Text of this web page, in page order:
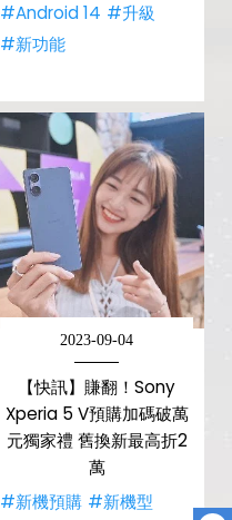
#Android 14 #升級
#新功能
2023-09-04
【快訊】賺翻！Sony
Xperia 5 V預購加碼破萬
元獨家禮 舊換新最高折2
萬
#新機預購 #新機型